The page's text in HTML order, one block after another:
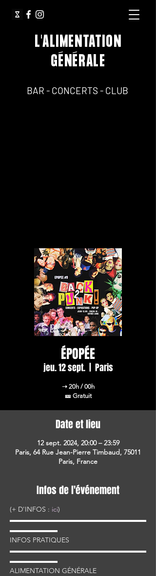
L'ALIMENTATION
GÉNÉRALE
BAR - CONCERTS - CLUB
ÉPOPÉE
jeu. 12 sept.
  |
Paris
➝ 20h / 00h
🎫 Gratuit
Date et lieu
12 sept. 2024, 20:00 – 23:59
Paris, 64 Rue Jean-Pierre Timbaud, 75011
Paris, France
Infos de l'événement
(+ D'INFOS : ici)
▬▬▬▬▬▬▬▬▬▬▬▬▬▬▬▬▬▬▬▬
▬▬▬▬▬▬▬
INFOS PRATIQUES
▬▬▬▬▬▬▬▬▬▬▬▬▬▬▬▬▬▬▬▬
▬▬▬▬▬▬▬
ALIMENTATION GÉNÉRALE